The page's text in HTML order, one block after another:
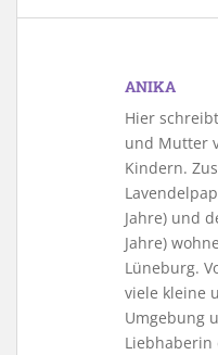
ANIKA
Hier
und Mutter
Kindern.
Jahre) und
Jahre)
Lüneburg.
viele kleine
Umgebung
Liebhaberin